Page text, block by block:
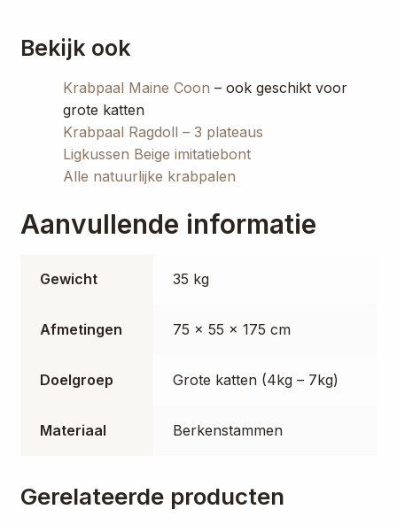
Bekijk ook
Krabpaal Maine Coon – ook geschikt voor
grote katten
Krabpaal Ragdoll – 3 plateaus
Ligkussen Beige imitatiebont
Alle natuurlijke krabpalen
Aanvullende informatie
Gewicht 35 kg
Afmetingen 75 × 55 × 175 cm
Doelgroep Grote katten (4kg – 7kg)
Materiaal Berkenstammen
Gerelateerde producten